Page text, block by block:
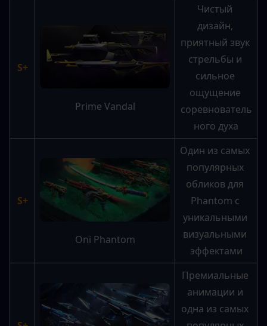
S+
Prime Vandal
Чистый
дизайн,
приятный звук
стрельбы и
сильное
ощущение
соревнователь
ного духа
S+
Oni Phantom
Один из самых
популярных
обликов для
Phantom с
уникальными
визуальными
эффектами
Премиальные
анимации и
одна из самых